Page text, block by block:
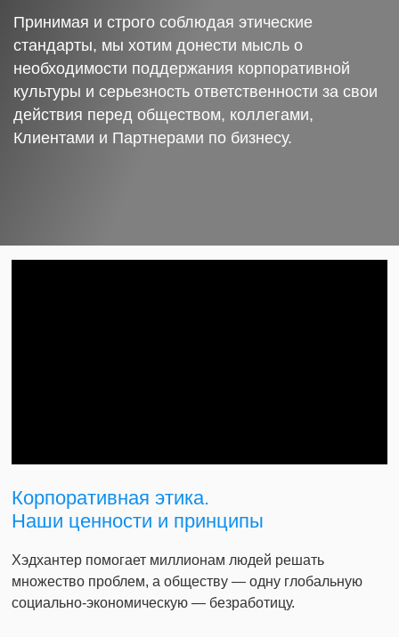
Принимая и строго соблюдая этические
стандарты, мы хотим донести мысль о
необходимости поддержания корпоративной
культуры и серьезность ответственности за свои
действия перед обществом, коллегами,
Клиентами и Партнерами по бизнесу.
Корпоративная этика.
Наши ценности и принципы
Хэдхантер помогает миллионам людей решать
множество проблем, а обществу — одну глобальную
социально-экономическую — безработицу.